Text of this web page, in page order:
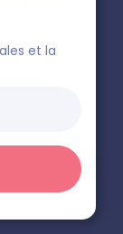
et la